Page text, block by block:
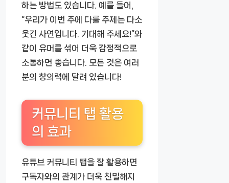
하는 방법도 있습니다. 예를 들어,
“우리가 이번 주에 다룰 주제는 다소
웃긴 사연입니다. 기대해 주세요!”와
같이 유머를 섞어 더욱 감정적으로
소통하면 좋습니다. 모든 것은 여러
분의 창의력에 달려 있습니다!
커뮤니티 탭 활용
의 효과
유튜브 커뮤니티 탭을 잘 활용하면
구독자와의 관계가 더욱 친밀해지